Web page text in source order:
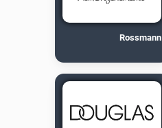
Rossmann